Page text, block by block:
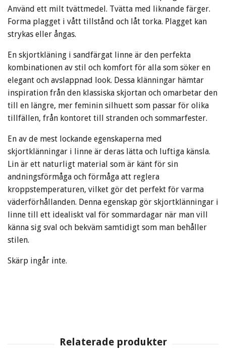
Använd ett milt tvättmedel. Tvätta med liknande färger.
Forma plagget i vått tillstånd och låt torka. Plagget kan
strykas eller ångas.
En skjortkläning i sandfärgat linne är den perfekta
kombinationen av stil och komfort för alla som söker en
elegant och avslappnad look. Dessa klänningar hämtar
inspiration från den klassiska skjortan och omarbetar den
till en längre, mer feminin silhuett som passar för olika
tillfällen, från kontoret till stranden och sommarfester.
En av de mest lockande egenskaperna med
skjortklänningar i linne är deras lätta och luftiga känsla.
Lin är ett naturligt material som är känt för sin
andningsförmåga och förmåga att reglera
kroppstemperaturen, vilket gör det perfekt för varma
väderförhållanden. Denna egenskap gör skjortklänningar i
linne till ett idealiskt val för sommardagar när man vill
känna sig sval och bekväm samtidigt som man behåller
stilen.
Skärp ingår inte.